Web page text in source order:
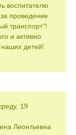
воспитателю
проведение
транспорт"!
и активно
детей!
19
Леонтьевна